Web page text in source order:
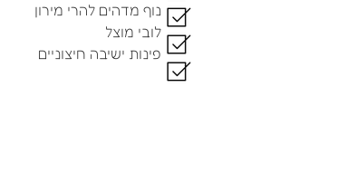
נוף מדהים להרי מירון
לובי מוצל
פינות ישיבה חיצוניים